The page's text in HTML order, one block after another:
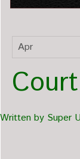
Court
Written by Super